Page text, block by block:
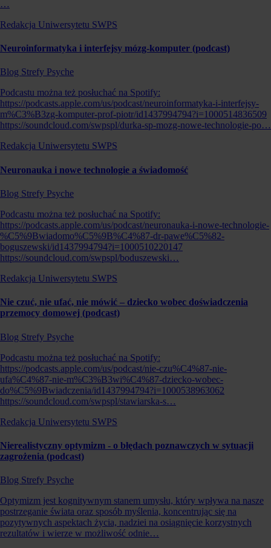
…
Redakcja Uniwersytetu SWPS
Neuroinformatyka i interfejsy mózg-komputer (podcast)
Blog Strefy Psyche
Podcastu można też posłuchać na Spotify:
https://podcasts.apple.com/us/podcast/neuroinformatyka-i-interfejsy-
m%C3%B3zg-komputer-prof-piotr/id1437994794?i=1000514836509
https://soundcloud.com/swpspl/durka-sp-mozg-nowe-technologie-po…
Redakcja Uniwersytetu SWPS
Neuronauka i nowe technologie a świadomość
Blog Strefy Psyche
Podcastu można też posłuchać na Spotify:
https://podcasts.apple.com/us/podcast/neuronauka-i-nowe-technologie-
%C5%9Bwiadomo%C5%9B%C4%87-dr-pawe%C5%82-
boguszewski/id1437994794?i=1000510220147
https://soundcloud.com/swpspl/boduszewski…
Redakcja Uniwersytetu SWPS
Nie czuć, nie ufać, nie mówić – dziecko wobec doświadczenia
przemocy domowej (podcast)
Blog Strefy Psyche
Podcastu można też posłuchać na Spotify:
https://podcasts.apple.com/us/podcast/nie-czu%C4%87-nie-
ufa%C4%87-nie-m%C3%B3wi%C4%87-dziecko-wobec-
do%C5%9Bwiadczenia/id1437994794?i=1000538963062
https://soundcloud.com/swpspl/stawiarska-s…
Redakcja Uniwersytetu SWPS
Nierealistyczny optymizm - o błędach poznawczych w sytuacji
zagrożenia (podcast)
Blog Strefy Psyche
Optymizm jest kognitywnym stanem umysłu, który wpływa na nasze
postrzeganie świata oraz sposób myślenia, koncentrując się na
pozytywnych aspektach życia, nadziei na osiągnięcie korzystnych
rezultatów i wierze w możliwość odnie…